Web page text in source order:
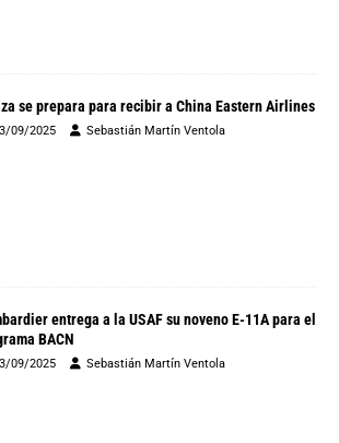
se prepara para recibir a China Eastern Airlines
09/2025 Sebastián Martín Ventola
entrega a la USAF su noveno E-11A para el
BACN
09/2025 Sebastián Martín Ventola